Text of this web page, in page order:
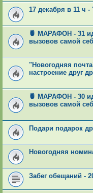
17 декабря в 11 ч -
🍍 МАРАФОН - 31
вызовов самой
"Новогодняя
настроение друг
🍍 МАРАФОН - 30
вызовов самой
Подари подарок
Новогодняя
Забег обещаний -